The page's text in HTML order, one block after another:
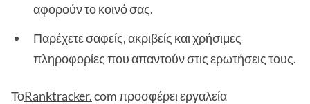
αφορούν το κοινό σας.
Παρέχετε σαφείς, ακριβείς και χρήσιμες
πληροφορίες που απαντούν στις ερωτήσεις τους.
ΤοRanktracker.com προσφέρει εργαλεία